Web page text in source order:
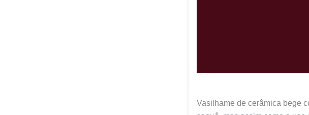
Vasilhame de cerâmica bege